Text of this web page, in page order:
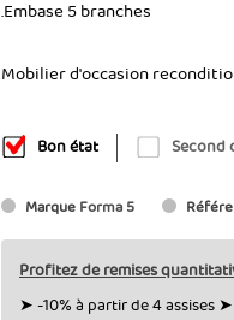
.Embase 5 branches
Mobilier d'occasion
Bon état Second
Marque Forma 5
Profitez de remises
➤ -10% à partir de 4 assises